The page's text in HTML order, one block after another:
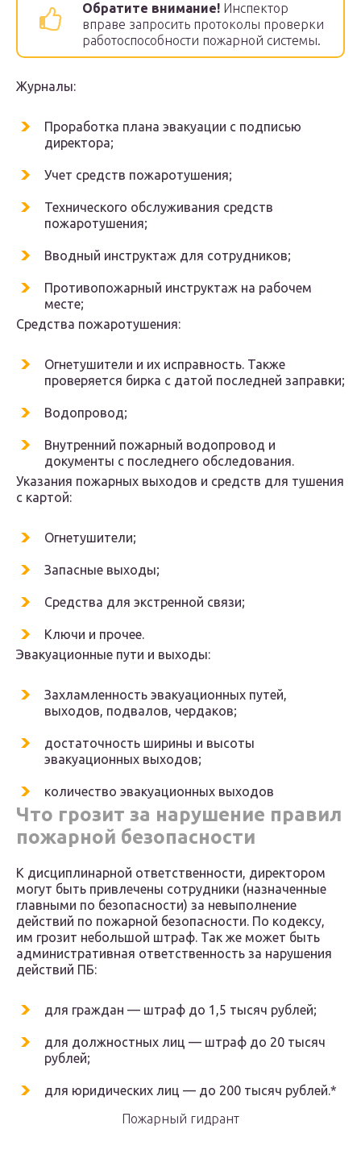
Обратите внимание! Инспектор
вправе запросить протоколы проверки
работоспособности пожарной системы.
Журналы:
Проработка плана эвакуации с подписью
директора;
Учет средств пожаротушения;
Технического обслуживания средств
пожаротушения;
Вводный инструктаж для сотрудников;
Противопожарный инструктаж на рабочем
месте;
Средства пожаротушения:
Огнетушители и их исправность. Также
проверяется бирка с датой последней заправки;
Водопровод;
Внутренний пожарный водопровод и
документы с последнего обследования.
Указания пожарных выходов и средств для тушения
с картой:
Огнетушители;
Запасные выходы;
Средства для экстренной связи;
Ключи и прочее.
Эвакуационные пути и выходы:
Захламленность эвакуационных путей,
выходов, подвалов, чердаков;
достаточность ширины и высоты
эвакуационных выходов;
количество эвакуационных выходов
Что грозит за нарушение правил
пожарной безопасности
К дисциплинарной ответственности, директором
могут быть привлечены сотрудники (назначенные
главными по безопасности) за невыполнение
действий по пожарной безопасности. По кодексу,
им грозит небольшой штраф. Так же может быть
административная ответственность за нарушения
действий ПБ:
для граждан — штраф до 1,5 тысяч рублей;
для должностных лиц — штраф до 20 тысяч
рублей;
для юридических лиц — до 200 тысяч рублей.*
Пожарный гидрант